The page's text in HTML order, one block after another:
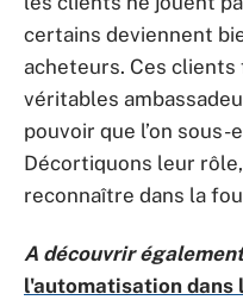
certains deviennent
acheteurs. Ces
véritables
pouvoir que l’on
Décortiquons leur
reconnaître dans la
A découvrir
l'automatisation dans